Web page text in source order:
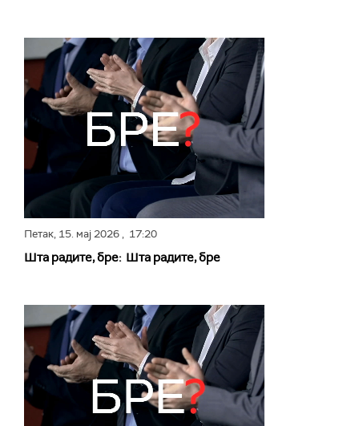
Петак, 15. мај 2026, 17:20
Шта радите, бре: Шта радите, бре